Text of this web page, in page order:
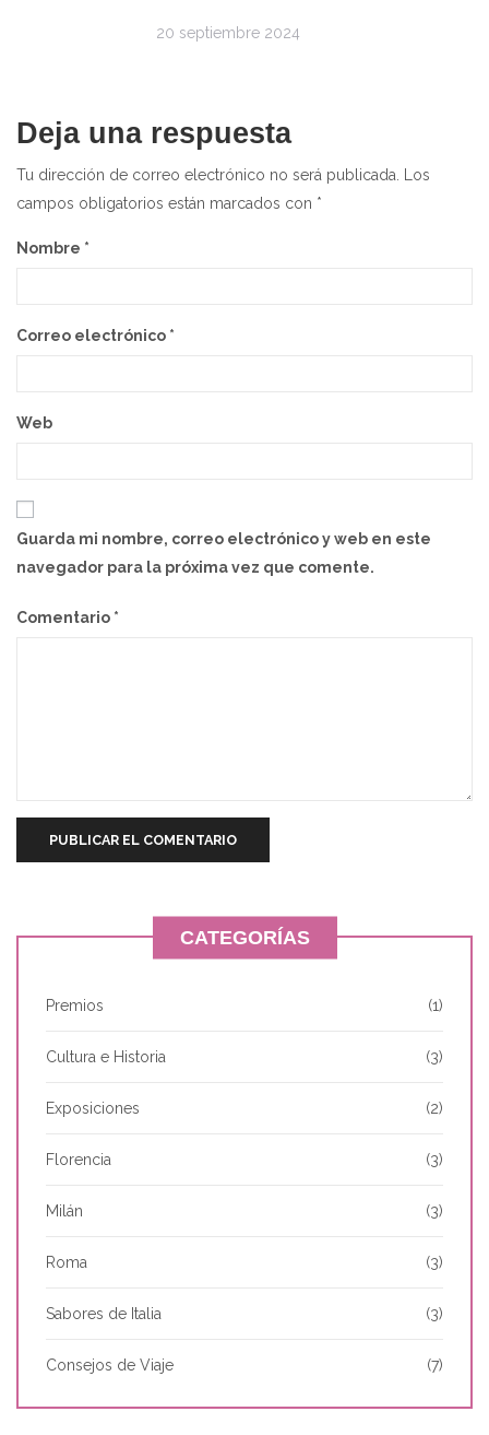
20 septiembre 2024
Deja una respuesta
Tu dirección de correo electrónico no será publicada.
Los
campos obligatorios están marcados con *
Nombre *
Correo electrónico *
Web
Guarda mi nombre, correo electrónico y web en este
navegador para la próxima vez que comente.
Comentario *
CATEGORÍAS
Premios (1)
Cultura e Historia (3)
Exposiciones (2)
Florencia (3)
Milán (3)
Roma (3)
Sabores de Italia (3)
Consejos de Viaje (7)